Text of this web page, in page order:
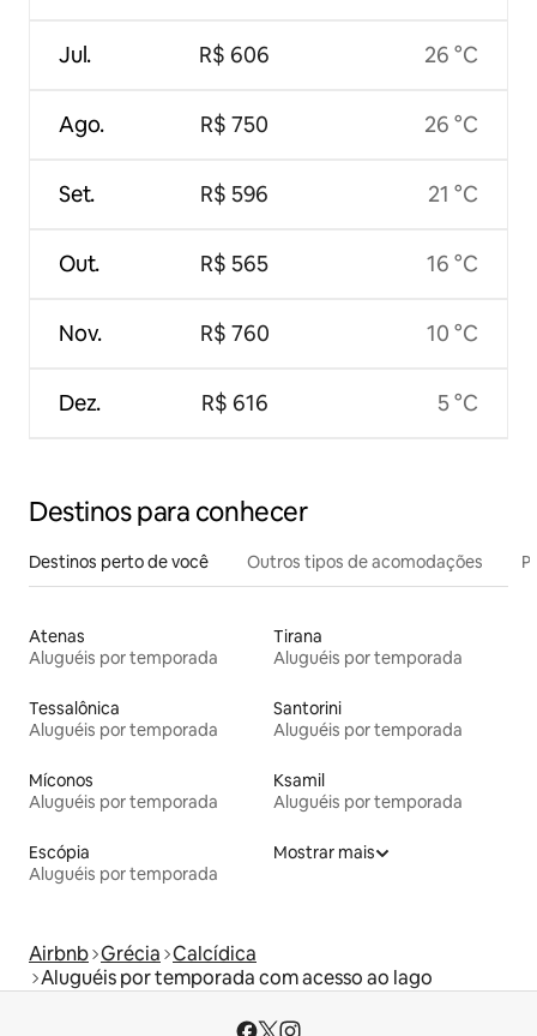
Jul.
Ago.
Set.
Out.
Nov.
Dez.
R$ 606
R$ 750
R$ 596
R$ 565
R$ 760
R$ 616
26 °C
26 °C
21 °C
16 °C
10 °C
5 °C
Destinos para conhecer
Destinos perto de você Outros tipos de acomodações
Atenas
Aluguéis por temporada
Tirana
Aluguéis por temporada
Tessalônica
Aluguéis por temporada
Santorini
Aluguéis por temporada
Míconos
Aluguéis por temporada
Ksamil
Aluguéis por temporada
Escópia
Aluguéis por temporada
Mostrar mais
Airbnb Grécia Calcídica
Aluguéis por temporada com acesso ao lago